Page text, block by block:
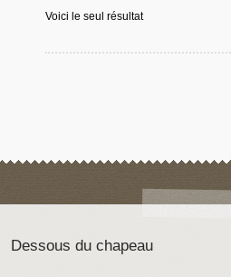
Voici le seul résultat
Dessous du chapeau